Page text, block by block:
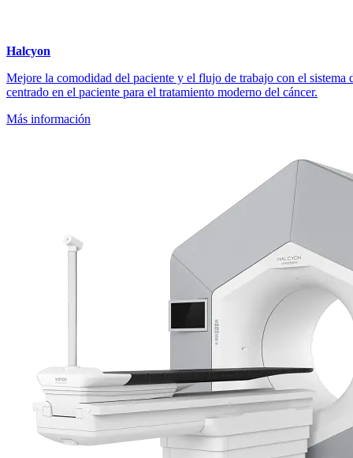
Halcyon
Mejore la comodidad del paciente y el flujo de trabajo con el
centrado en el paciente para el tratamiento moderno del cáncer.
Más información